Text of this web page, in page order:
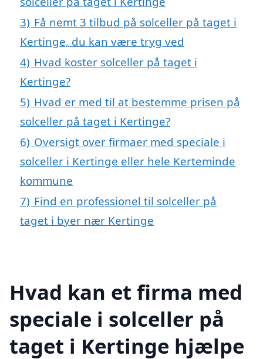
3) Få nemt 3 tilbud på solceller på taget i
Kertinge, du kan være tryg ved
4) Hvad koster solceller på taget i
Kertinge?
5) Hvad er med til at bestemme prisen på
solceller på taget i Kertinge?
6) Oversigt over firmaer med speciale i
solceller i Kertinge eller hele Kerteminde
kommune
7) Find en professionel til solceller på
taget i byer nær Kertinge
Hvad kan et firma med
speciale i solceller på
taget i Kertinge hjælpe